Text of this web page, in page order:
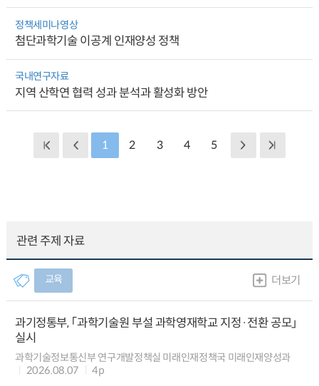
정책세미나영상
첨단과학기술 이공계 인재양성 정책
국내연구자료
지역 산학연 협력 성과 분석과 활성화 방안
1 2 3 4 5
관련 주제 자료
교육 더보기
과기정통부, 「과학기술원 부설 과학영재학교 지정·전환 공모」
실시
과학기술정보통신부 연구개발정책실 미래인재정책국 미래인재양성과
2026.08.07
4p